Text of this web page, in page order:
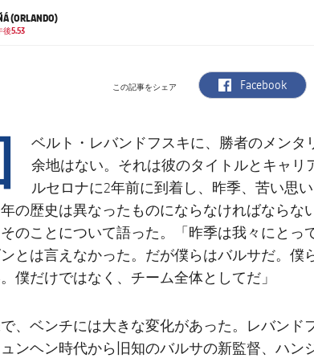
(ORLANDO)
後5.53
この記事をシェア Facebook
ベルト・レバンドフスキに、勝者のメンタ
余地はない。それは彼のタイトルとキャリ
ルセロナに2年前に到着し、昨季、苦い思
の歴史は異なったものにならなければならな
のことについて語った。「昨季は我々にとっ
とは言えなかった。だが僕らはバルサだ。僕
僕だけではなく、チーム全体としてだ」
、ベンチには大きな変化があった。レバンド
ンヘン時代から旧知のバルサの新監督、ハン